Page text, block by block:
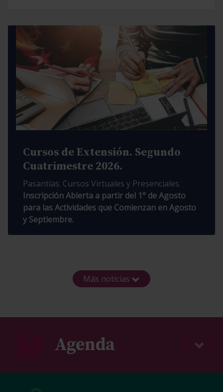
Cursos de Extensión. Segundo
Cuatrimestre 2026.
Pasantías. Cursos Virtuales y Presenciales.
Inscripción Abierta a partir del 1° de Agosto
para las Actividades que Comienzan en Agosto
y Septiembre.
Más noticias